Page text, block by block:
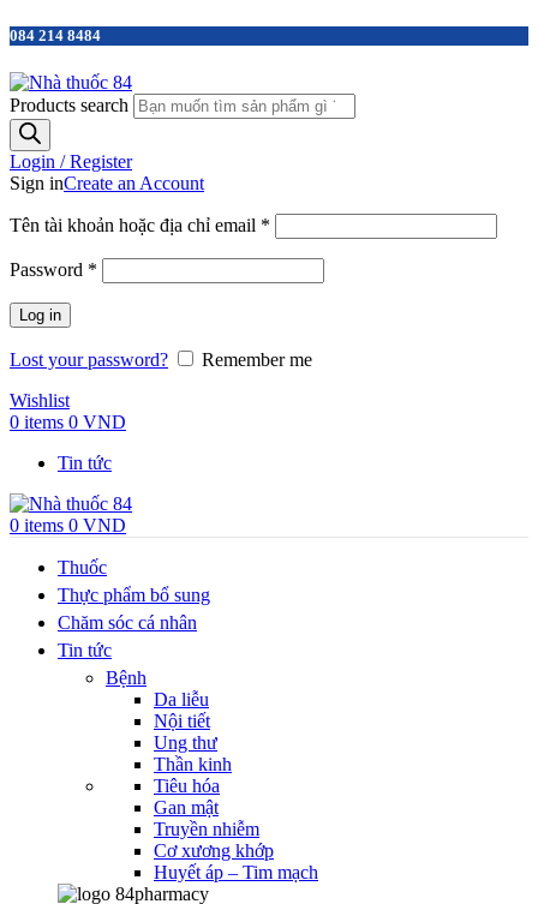
084 214 8484
Products search
Login / Register
Sign inCreate an Account
Tên tài khoản hoặc địa chỉ email *
Password *
Log in
Lost your password?
Remember me
Wishlist
0 items 0 VND
Tin tức
0 items 0 VND
Thuốc
Thực phẩm bổ sung
Chăm sóc cá nhân
Tin tức
Bệnh
Da liễu
Nội tiết
Ung thư
Thần kinh
Tiêu hóa
Gan mật
Truyền nhiễm
Cơ xương khớp
Huyết áp – Tim mạch